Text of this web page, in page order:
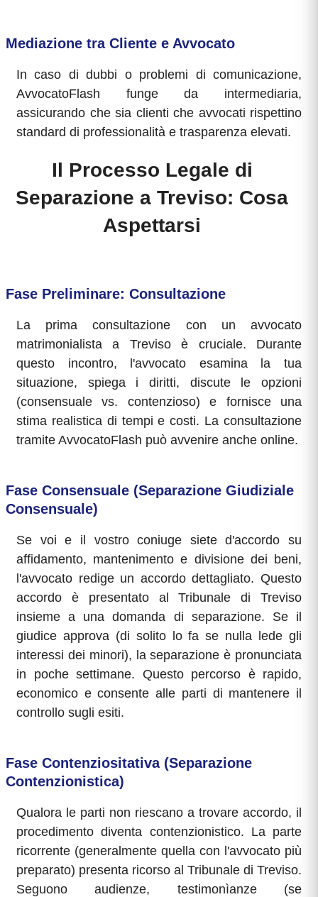
Mediazione tra Cliente e Avvocato
In caso di dubbi o problemi di comunicazione,
AvvocatoFlash funge da intermediaria,
assicurando che sia clienti che avvocati rispettino
standard di professionalità e trasparenza elevati.
Il Processo Legale di
Separazione a Treviso: Cosa
Aspettarsi
Fase Preliminare: Consultazione
La prima consultazione con un avvocato
matrimonialista a Treviso è cruciale. Durante
questo incontro, l'avvocato esamina la tua
situazione, spiega i diritti, discute le opzioni
(consensuale vs. contenzioso) e fornisce una
stima realistica di tempi e costi. La consultazione
tramite AvvocatoFlash può avvenire anche online.
Fase Consensuale (Separazione Giudiziale
Consensuale)
Se voi e il vostro coniuge siete d'accordo su
affidamento, mantenimento e divisione dei beni,
l'avvocato redige un accordo dettagliato. Questo
accordo è presentato al Tribunale di Treviso
insieme a una domanda di separazione. Se il
giudice approva (di solito lo fa se nulla lede gli
interessi dei minori), la separazione è pronunciata
in poche settimane. Questo percorso è rapido,
economico e consente alle parti di mantenere il
controllo sugli esiti.
Fase Contenziositativa (Separazione
Contenzionistica)
Qualora le parti non riescano a trovare accordo, il
procedimento diventa contenzionistico. La parte
ricorrente (generalmente quella con l'avvocato più
preparato) presenta ricorso al Tribunale di Treviso.
Seguono audienze, testimonìanze (se